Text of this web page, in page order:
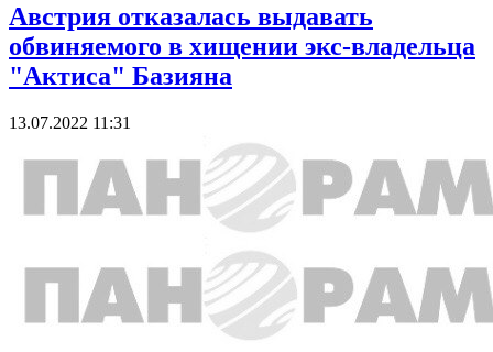
Австрия отказалась выдавать
обвиняемого в хищении экс-владельца
"Актиса" Базияна
13.07.2022 11:31